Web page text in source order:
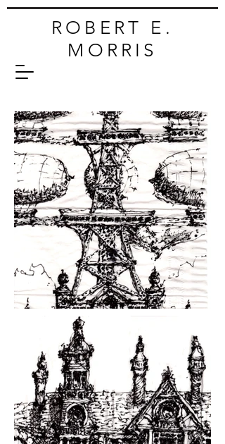
ROBERT E.
MORRIS